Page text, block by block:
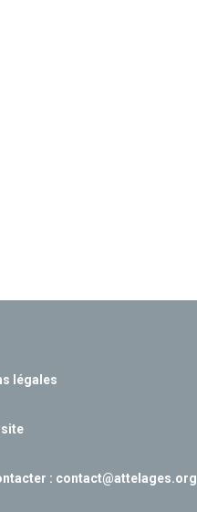
légales
site
: contact@attelages.org